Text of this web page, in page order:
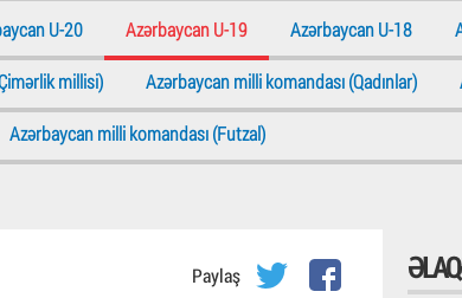
U-20 Azərbaycan U-19 Azərbaycan U-18
millisi) Azərbaycan milli komandası (Qadınlar)
Azərbaycan milli komandası (Futzal)
Paylaş